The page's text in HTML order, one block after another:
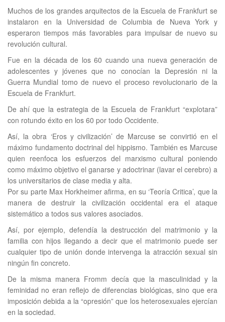
Muchos de los grandes arquitectos de la Escuela de Frankfurt se
instalaron en la Universidad de Columbia de Nueva York y
esperaron tiempos más favorables para impulsar de nuevo su
revolución cultural.
Fue en la década de los 60 cuando una nueva generación de
adolescentes y jóvenes que no conocían la Depresión ni la
Guerra Mundial tomo de nuevo el proceso revolucionario de la
Escuela de Frankfurt.
De ahí que la estrategia de la Escuela de Frankfurt “explotara”
con rotundo éxito en los 60 por todo Occidente.
Así, la obra ‘Eros y civilización’ de Marcuse se convirtió en el
máximo fundamento doctrinal del hippismo. También es Marcuse
quien reenfoca los esfuerzos del marxismo cultural poniendo
como máximo objetivo el ganarse y adoctrinar (lavar el cerebro) a
los universitarios de clase media y alta.
Por su parte Max Horkheimer afirma, en su ‘Teoría Critica’, que la
manera de destruir la civilización occidental era el ataque
sistemático a todos sus valores asociados.
Así, por ejemplo, defendía la destrucción del matrimonio y la
familia con hijos llegando a decir que el matrimonio puede ser
cualquier tipo de unión donde intervenga la atracción sexual sin
ningún fin concreto.
De la misma manera Fromm decía que la masculinidad y la
feminidad no eran reflejo de diferencias biológicas, sino que era
imposición debida a la “opresión” que los heterosexuales ejercían
en la sociedad.